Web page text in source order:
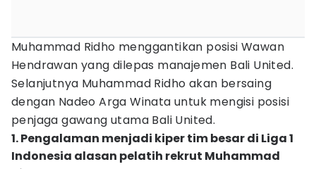
Muhammad Ridho menggantikan posisi Wawan
Hendrawan yang dilepas manajemen Bali United.
Selanjutnya Muhammad Ridho akan bersaing
dengan Nadeo Arga Winata untuk mengisi posisi
penjaga gawang utama Bali United.
1. Pengalaman menjadi kiper tim besar di Liga 1
Indonesia alasan pelatih rekrut Muhammad